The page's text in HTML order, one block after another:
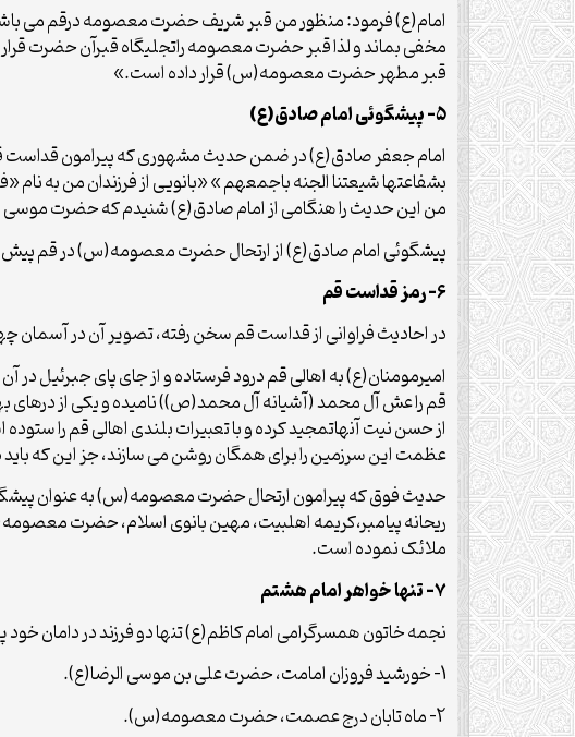
امام(ع) فرمود: منظور من قبر شریف حضرت معصومه درقم می
مخفی بماند و لذا قبر حضرت معصومه راتجلیگاه قبرآن حضرت
قبر مطهر حضرت معصومه(س) قرار داده است.»
5- پیشگوئی امام صادق(ع)
امام جعفر صادق(ع) در ضمن حدیث مشهوری که پیرامون قداست
بشفاعتها شیعتنا الجنه باجمعهم » «بانویی از فرزندان من به
من این حدیث را هنگامی از امام صادق(ع) شنیدم که حضرت
پیشگوئی امام صادق(ع) از ارتحال حضرت معصومه(س) در قم پیش
6- رمز قداست قم
در احادیث فراوانی از قداست قم سخن رفته، تصویر آن در آسمان
امیرمومنان(ع) به اهالی قم درود فرستاده و از جای پای جبرئیل
قم را عش آل محمد (آشیانه آل محمد(ص)) نامیده و یکی از درهای
از حسن نیت آنهاتمجید کرده و با تعبیرات بلندی اهالی قم را
عظمت این سرزمین را برای همگان روشن می سازند، جز این که
حدیث فوق که پیرامون ارتحال حضرت معصومه(س) به عنوان
ریحانه پیامبر،کریمه اهلبیت، مهین بانوی اسلام، حضرت
ملائک نموده است.
7- تنها خواهر امام هشتم
نجمه خاتون همسرگرامی امام کاظم(ع) تنها دو فرزند در دامان خود
1- خورشید فروزان امامت، حضرت علی بن موسی الرضا(ع).
2- ماه تابان درج عصمت، حضرت معصومه(س).